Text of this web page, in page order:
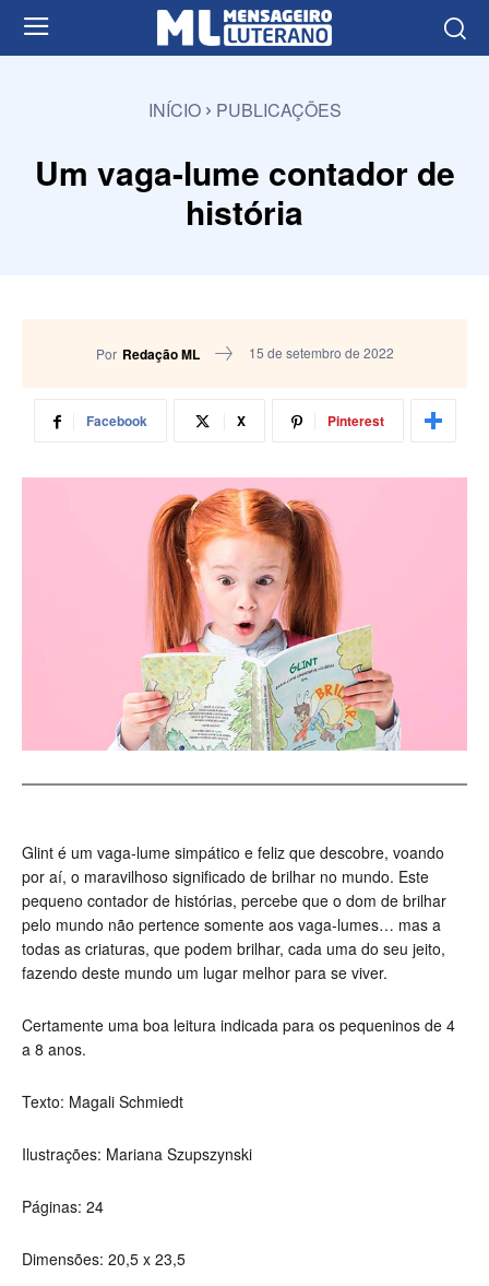
INÍCIO PUBLICAÇÕES
Um vaga-lume contador de
história
Por Redação ML 15 de setembro de 2022
Facebook X Pinterest
Glint é um vaga-lume simpático e feliz que descobre, voando
por aí, o maravilhoso significado de brilhar no mundo. Este
pequeno contador de histórias, percebe que o dom de brilhar
pelo mundo não pertence somente aos vaga-lumes… mas a
todas as criaturas, que podem brilhar, cada uma do seu jeito,
fazendo deste mundo um lugar melhor para se viver.
Certamente uma boa leitura indicada para os pequeninos de 4
a 8 anos.
Texto: Magali Schmiedt
Ilustrações: Mariana Szupszynski
Páginas: 24
Dimensões: 20,5 x 23,5